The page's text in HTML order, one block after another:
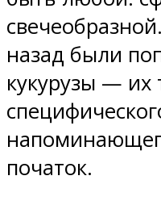
назад были
кукурузы — их
початок.